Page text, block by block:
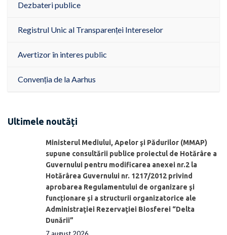
Dezbateri publice
Registrul Unic al Transparenței Intereselor
Avertizor în interes public
Convenția de la Aarhus
Ultimele noutăți
Ministerul Mediului, Apelor şi Pădurilor (MMAP)
supune consultării publice proiectul de Hotărâre a
Guvernului pentru modificarea anexei nr.2 la
Hotărârea Guvernului nr. 1217/2012 privind
aprobarea Regulamentului de organizare şi
funcționare și a structurii organizatorice ale
Administraţiei Rezervaţiei Biosferei “Delta
Dunării”